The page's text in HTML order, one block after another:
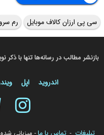
سی پی ارزان کالاف موبایل رم
بازنشر مطالب در رسانه‌ها تنها با ذکر
اندروید اپل